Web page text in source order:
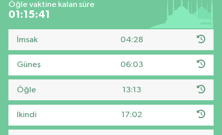
Öğle vaktine kalan süre
01:15:40
İmsak 04:28
Güneş 06:03
Öğle 13:13
İkindi 17:02